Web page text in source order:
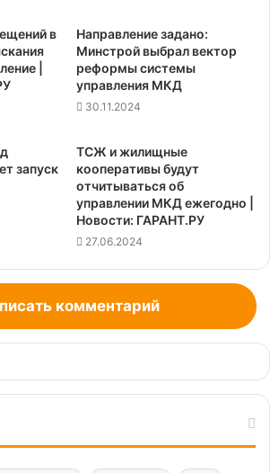
в
|
Направление задано:
Минстрой выбрал вектор
реформы системы
управления МКД
30.11.2024
запуск
ТСЖ и жилищные
кооперативы будут
отчитываться об
управлении МКД ежегодно |
Новости: ГАРАНТ.РУ
27.06.2024
комментарий